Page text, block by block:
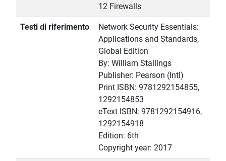
12 Firewalls
Testi di riferimento
Network Security Essentials:
Applications and Standards,
Global Edition
By: William Stallings
Publisher: Pearson (Intl)
Print ISBN: 9781292154855,
1292154853
eText ISBN: 9781292154916,
1292154918
Edition: 6th
Copyright year: 2017